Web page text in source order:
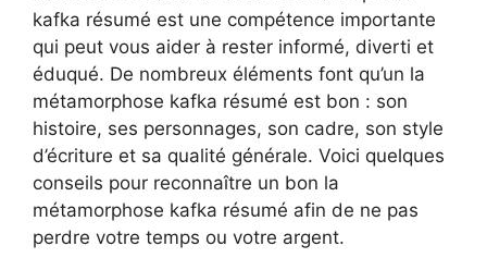
kafka résumé est une compétence importante
qui peut vous aider à rester informé, diverti et
éduqué. De nombreux éléments font qu’un la
métamorphose kafka résumé est bon : son
histoire, ses personnages, son cadre, son style
d’écriture et sa qualité générale. Voici quelques
conseils pour reconnaître un bon la
métamorphose kafka résumé afin de ne pas
perdre votre temps ou votre argent.